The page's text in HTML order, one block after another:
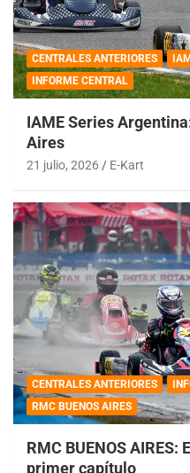
CENTRALES ANTERIORES
INFORME CENTRAL
IAME Series
Aires
21 julio, 2026 E-Kart
CENTRALES ANTERIORES
RMC BUENOS AIRES
RMC BUENOS
primer capítulo